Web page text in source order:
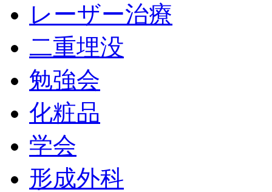
レーザー治療
二重埋没
勉強会
化粧品
学会
形成外科